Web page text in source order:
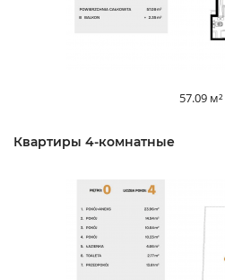
57.09 м²
Квартиры 4-комнатные